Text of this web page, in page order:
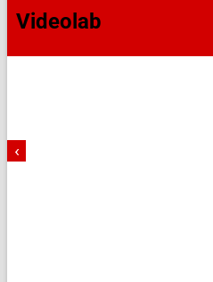
Videolab
‹